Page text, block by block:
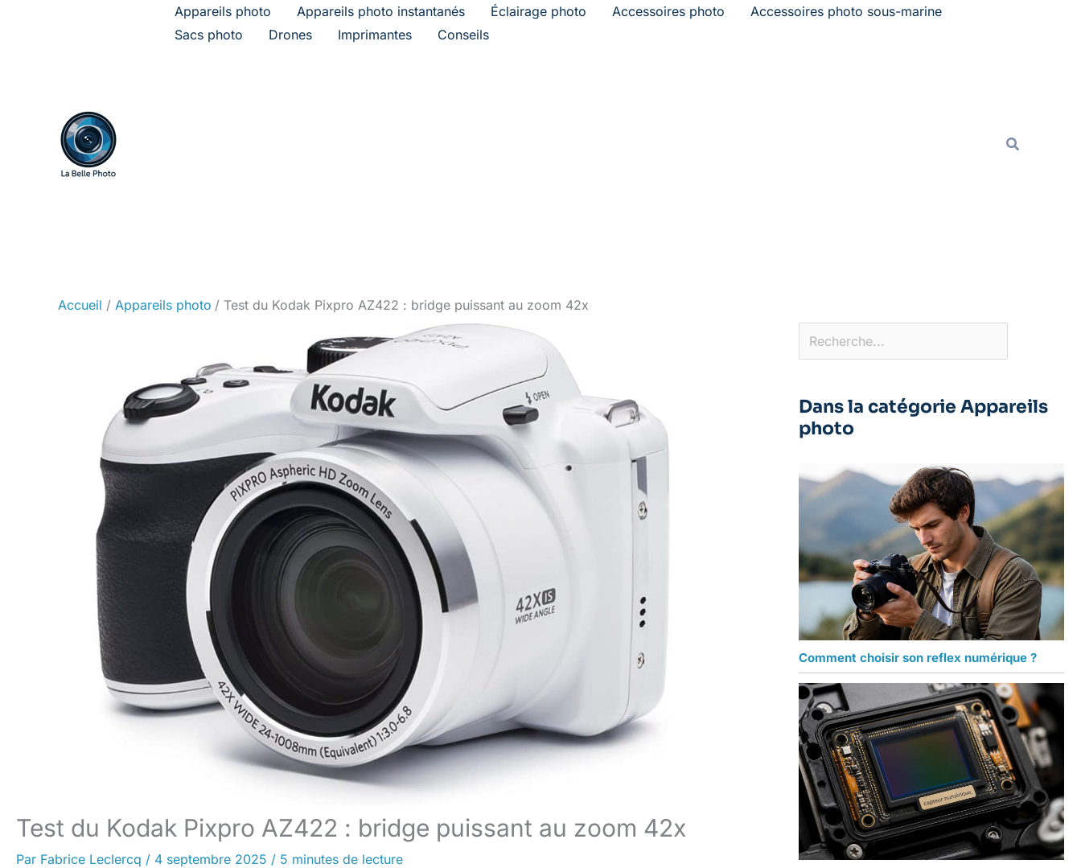
Appareils photo Appareils photo instantanés Éclairage photo Accessoires photo
Accessoires photo sous-marine
Sacs photo
Drones Imprimantes Conseils
Accueil Appareils photo Test du Kodak Pixpro AZ422 : bridge puissant au zoom 42x
Test du Kodak Pixpro AZ422 : bridge puissant au zoom 42x
Par Fabrice Leclercq / 4 septembre 2025 / 5 minutes de lecture
Rechercher
Dans la catégorie Appareils
photo
Comment choisir son reflex numérique ?